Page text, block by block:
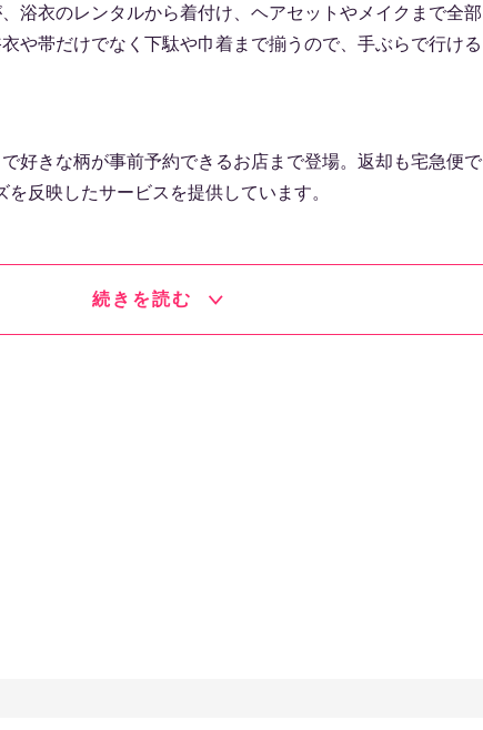
浴衣のレンタルから着付け、ヘアセットやメイクまで全部
や帯だけでなく下駄や巾着まで揃うので、手ぶらで行ける
好きな柄が事前予約できるお店まで登場。返却も宅急便で
反映したサービスを提供しています。
続きを読む